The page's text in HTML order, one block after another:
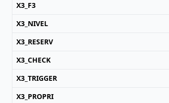
X3_F3
X3_NIVEL
X3_RESERV
X3_CHECK
X3_TRIGGER
X3_PROPRI